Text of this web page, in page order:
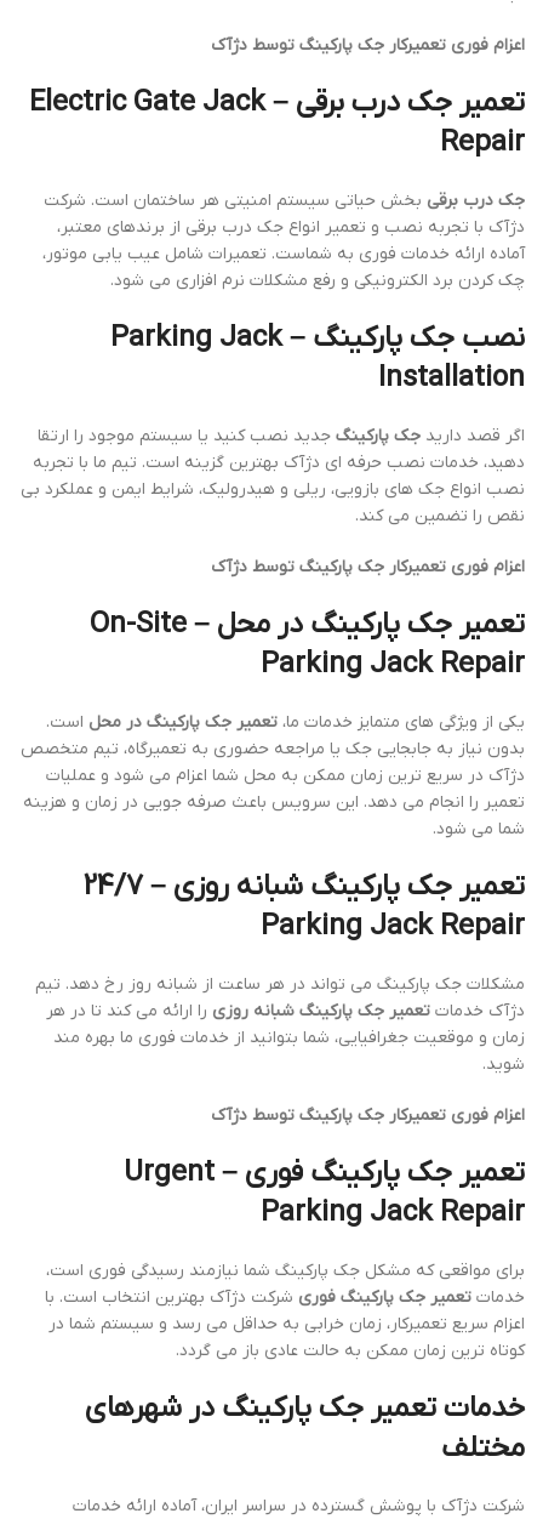
اعزام فوری تعمیرکار جک پارکینگ توسط دژآک
تعمیر جک درب برقی – Electric Gate Jack
Repair
جک درب برقی بخش حیاتی سیستم امنیتی هر ساختمان است. شرکت
دژآک با تجربه نصب و تعمیر انواع جک درب برقی از برندهای معتبر،
آماده ارائه خدمات فوری به شماست. تعمیرات شامل عیب یابی موتور،
چک کردن برد الکترونیکی و رفع مشکلات نرم افزاری می شود.
نصب جک پارکینگ – Parking Jack
Installation
اگر قصد دارید جک پارکینگ جدید نصب کنید یا سیستم موجود را ارتقا
دهید، خدمات نصب حرفه ای دژآک بهترین گزینه است. تیم ما با تجربه
نصب انواع جک های بازویی، ریلی و هیدرولیک، شرایط ایمن و عملکرد بی
نقص را تضمین می کند.
اعزام فوری تعمیرکار جک پارکینگ توسط دژآک
تعمیر جک پارکینگ در محل – On-Site
Parking Jack Repair
یکی از ویژگی های متمایز خدمات ما، تعمیر جک پارکینگ در محل است.
بدون نیاز به جابجایی جک یا مراجعه حضوری به تعمیرگاه، تیم متخصص
دژآک در سریع ترین زمان ممکن به محل شما اعزام می شود و عملیات
تعمیر را انجام می دهد. این سرویس باعث صرفه جویی در زمان و هزینه
شما می شود.
تعمیر جک پارکینگ شبانه روزی – 24/7
Parking Jack Repair
مشکلات جک پارکینگ می تواند در هر ساعت از شبانه روز رخ دهد. تیم
دژآک خدمات تعمیر جک پارکینگ شبانه روزی را ارائه می کند تا در هر
زمان و موقعیت جغرافیایی، شما بتوانید از خدمات فوری ما بهره مند
شوید.
اعزام فوری تعمیرکار جک پارکینگ توسط دژآک
تعمیر جک پارکینگ فوری – Urgent
Parking Jack Repair
برای مواقعی که مشکل جک پارکینگ شما نیازمند رسیدگی فوری است،
خدمات تعمیر جک پارکینگ فوری شرکت دژآک بهترین انتخاب است. با
اعزام سریع تعمیرکار، زمان خرابی به حداقل می رسد و سیستم شما در
کوتاه ترین زمان ممکن به حالت عادی باز می گردد.
خدمات تعمیر جک پارکینگ در شهرهای
مختلف
شرکت دژآک با پوشش گسترده در سراسر ایران، آماده ارائه خدمات